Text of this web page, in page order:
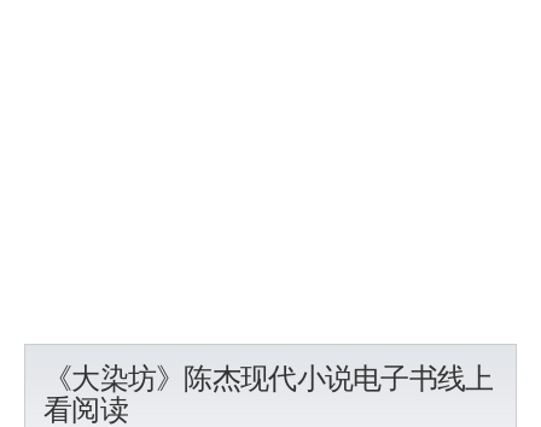
《大染坊》陈杰现代小说电子书线上
看阅读